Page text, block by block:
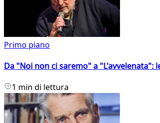
Primo piano
Da "Noi non ci saremo" a "L'avvelenata":
1 min di lettura